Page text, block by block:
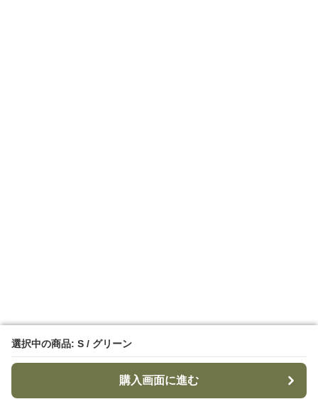
選択中の商品: S / グリーン
購入画面に進む
選択中の商品: S / グリーン
購入画面に進む